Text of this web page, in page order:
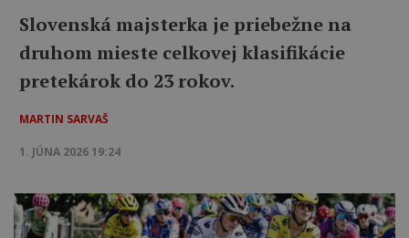
Slovenská majsterka je priebežne na
druhom mieste celkovej klasifikácie
pretekárok do 23 rokov.
MARTIN SARVAŠ
1. JÚNA 2026 19:24